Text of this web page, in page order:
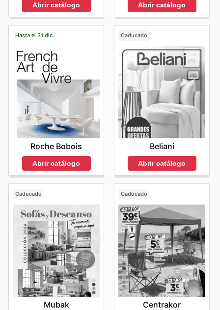
Abrir catálogo Abrir catálogo
Hasta el 31 dic.
Roche Bobois
Abrir catálogo
Caducado
Beliani
Abrir catálogo
Caducado
Mubak
Caducado
Centrakor